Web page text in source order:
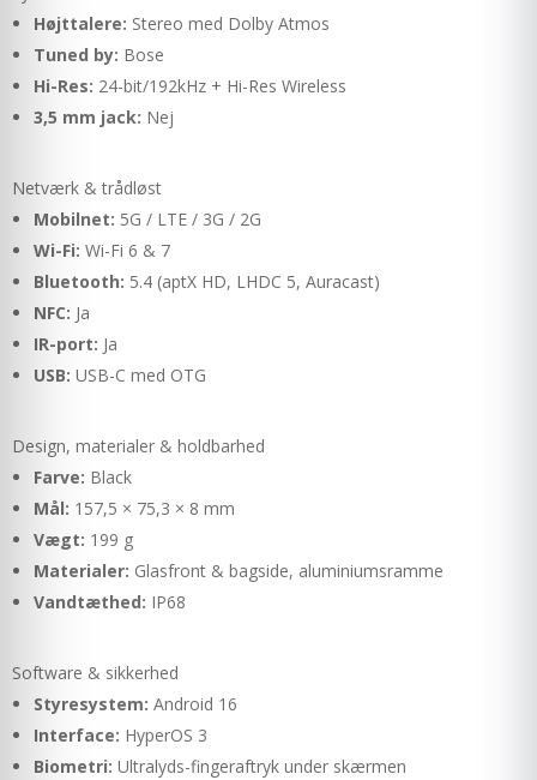
Højttalere: Stereo med Dolby Atmos
Tuned by: Bose
Hi-Res: 24-bit/192kHz + Hi-Res Wireless
3,5 mm jack: Nej
Netværk & trådløst
Mobilnet: 5G / LTE / 3G / 2G
Wi-Fi: Wi-Fi 6 & 7
Bluetooth: 5.4 (aptX HD, LHDC 5, Auracast)
NFC: Ja
IR-port: Ja
USB: USB-C med OTG
Design, materialer & holdbarhed
Farve: Black
Mål: 157,5 × 75,3 × 8 mm
Vægt: 199 g
Materialer: Glasfront & bagside, aluminiumsramme
Vandtæthed: IP68
Software & sikkerhed
Styresystem: Android 16
Interface: HyperOS 3
Biometri: Ultralyds-fingeraftryk under skærmen